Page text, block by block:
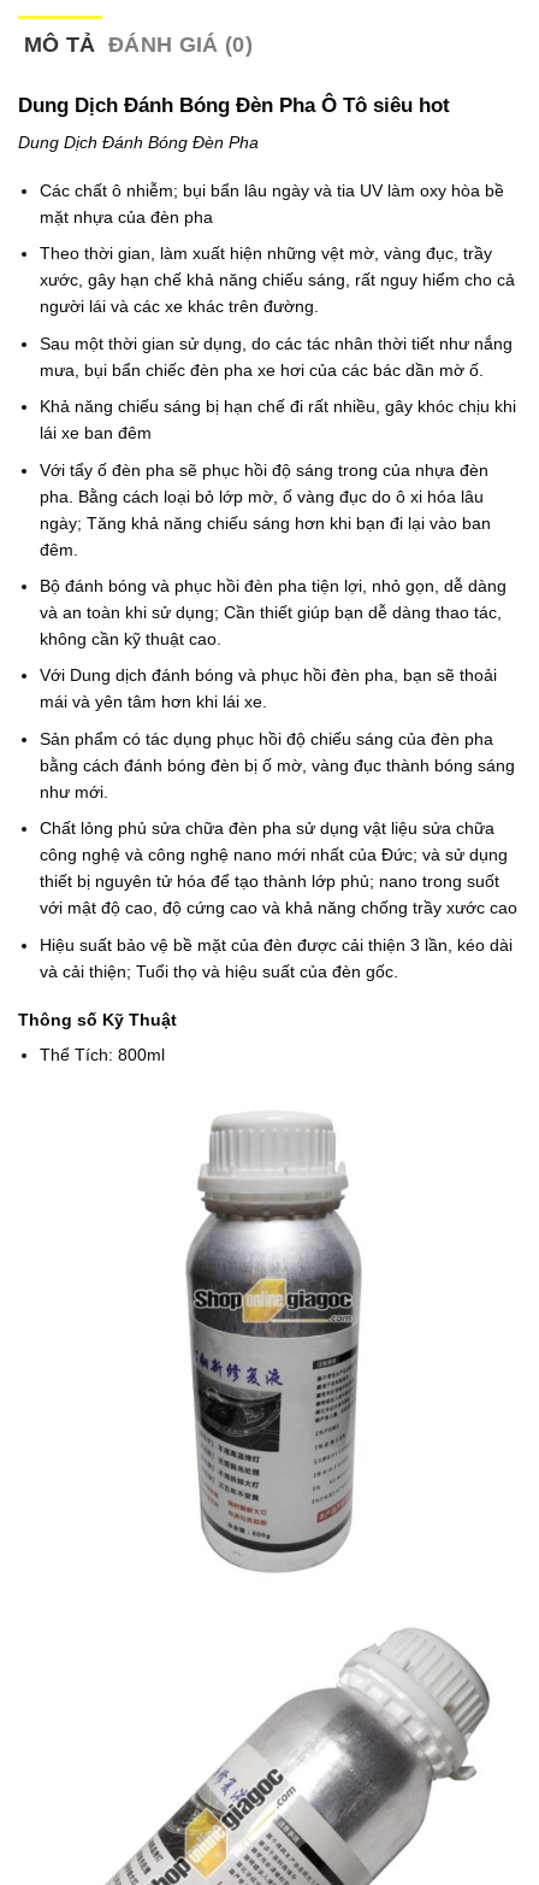
MÔ TẢ ĐÁNH GIÁ (0)
Dung Dịch Đánh Bóng Đèn Pha Ô Tô siêu hot
Dung Dịch Đánh Bóng Đèn Pha
Các chất ô nhiễm; bụi bẩn lâu ngày và tia UV làm oxy hòa bề
mặt nhựa của đèn pha
Theo thời gian, làm xuất hiện những vệt mờ, vàng đục, trầy
xước, gây hạn chế khả năng chiếu sáng, rất nguy hiểm cho cả
người lái và các xe khác trên đường.
Sau một thời gian sử dụng, do các tác nhân thời tiết như nắng
mưa, bụi bẩn chiếc đèn pha xe hơi của các bác dần mờ ố.
Khả năng chiếu sáng bị hạn chế đi rất nhiều, gây khóc chịu khi
lái xe ban đêm
Với tẩy ố đèn pha sẽ phục hồi độ sáng trong của nhựa đèn
pha. Bằng cách loại bỏ lớp mờ, ố vàng đục do ô xi hóa lâu
ngày; Tăng khả năng chiếu sáng hơn khi bạn đi lại vào ban
đêm.
Bộ đánh bóng và phục hồi đèn pha tiện lợi, nhỏ gọn, dễ dàng
và an toàn khi sử dụng; Cần thiết giúp bạn dễ dàng thao tác,
không cần kỹ thuật cao.
Với Dung dịch đánh bóng và phục hồi đèn pha, bạn sẽ thoải
mái và yên tâm hơn khi lái xe.
Sản phẩm có tác dụng phục hồi độ chiếu sáng của đèn pha
bằng cách đánh bóng đèn bị ố mờ, vàng đục thành bóng sáng
như mới.
Chất lỏng phủ sửa chữa đèn pha sử dụng vật liệu sửa chữa
công nghệ và công nghệ nano mới nhất của Đức; và sử dụng
thiết bị nguyên tử hóa để tạo thành lớp phủ; nano trong suốt
với mật độ cao, độ cứng cao và khả năng chống trầy xước cao
Hiệu suất bảo vệ bề mặt của đèn được cải thiện 3 lần, kéo dài
và cải thiện; Tuổi thọ và hiệu suất của đèn gốc.
Thông số Kỹ Thuật
Thể Tích: 800ml